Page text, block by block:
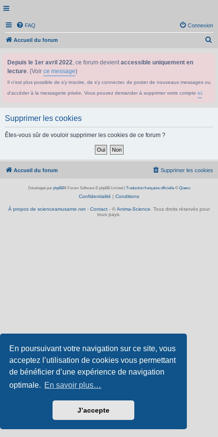
En poursuivant votre navigation sur ce site, vous
acceptez l’utilisation de cookies vous permettant
de bénéficier d’une expérience de navigation
optimale. En savoir plus…
J’accepte
FAQ Connexion
Accueil du forum
Depuis le 1er avril 2022, ce forum devientaccessible uniquement en
lecture. (Voir ce message)
Il n'est plus possible de s'y inscrire, de s'y connecter, de poster de nouveaux messages ou
d'accéder à la messagerie privée. Vous pouvez demander à supprimer votre compte ici
Supprimer les cookies
Êtes-vous sûr de vouloir supprimer les cookies de ce forum ?
Accueil du forum Supprimer les cookies
Développé par phpBB® Forum Software © phpBB Limited Traduction française officielle© Qiaeru
Confidentialité | Conditions
À propos de scienceamusante.net - Contact - © Anima-Science . Tous droits réservés pour
tous pays.